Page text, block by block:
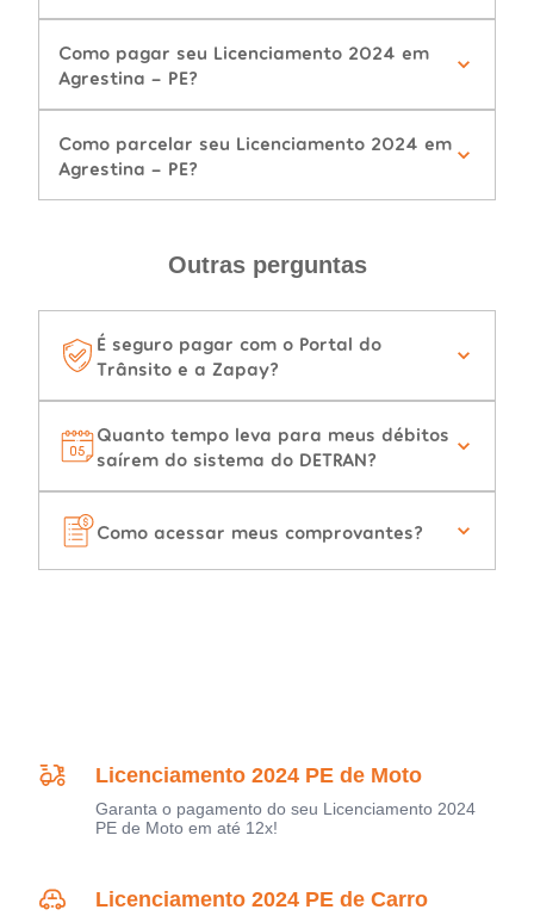
Como pagar seu Licenciamento 2024 em
Agrestina - PE?
Como parcelar seu Licenciamento 2024 em
Agrestina - PE?
Outras perguntas
É seguro pagar com o Portal do
Trânsito e a Zapay?
Quanto tempo leva para meus débitos
saírem do sistema do DETRAN?
Como acessar meus comprovantes?
Licenciamento 2024 PE de Moto
Garanta o pagamento do seu Licenciamento 2024
PE de Moto em até 12x!
Licenciamento 2024 PE de Carro